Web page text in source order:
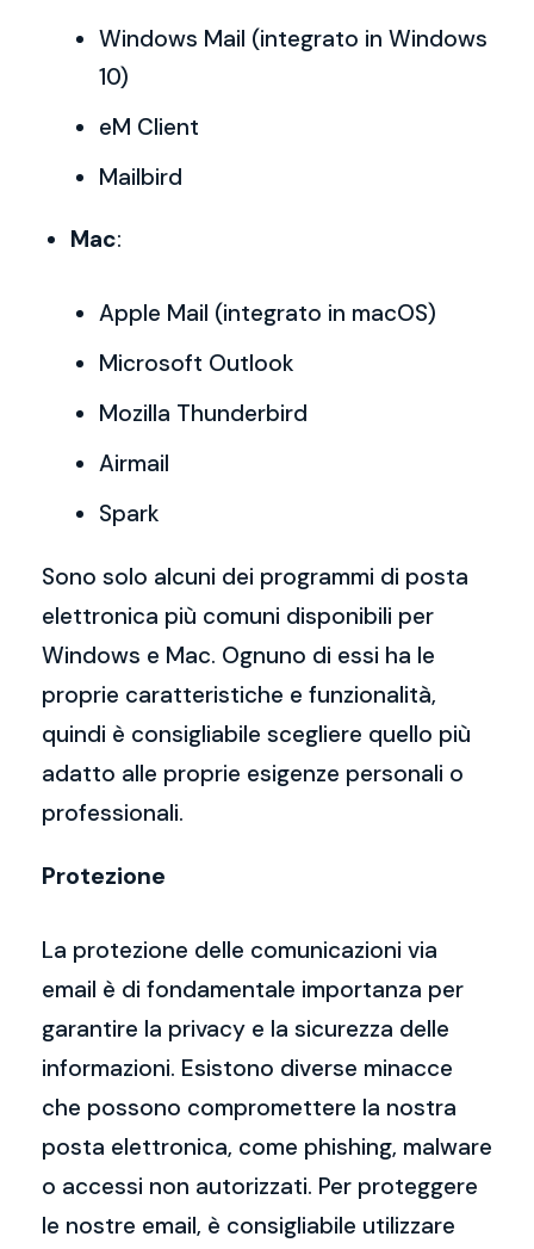
Windows Mail (integrato in Windows
10)
eM Client
Mailbird
Mac:
Apple Mail (integrato in macOS)
Microsoft Outlook
Mozilla Thunderbird
Airmail
Spark
Sono solo alcuni dei programmi di posta
elettronica più comuni disponibili per
Windows e Mac. Ognuno di essi ha le
proprie caratteristiche e funzionalità,
quindi è consigliabile scegliere quello più
adatto alle proprie esigenze personali o
professionali.
Protezione
La protezione delle comunicazioni via
email è di fondamentale importanza per
garantire la privacy e la sicurezza delle
informazioni. Esistono diverse minacce
che possono compromettere la nostra
posta elettronica, come phishing, malware
o accessi non autorizzati. Per proteggere
le nostre email, è consigliabile utilizzare